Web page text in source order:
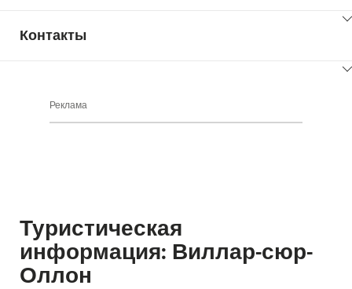
Контакты
Реклама
Туристическая
информация: Виллар-сюр-
Оллон